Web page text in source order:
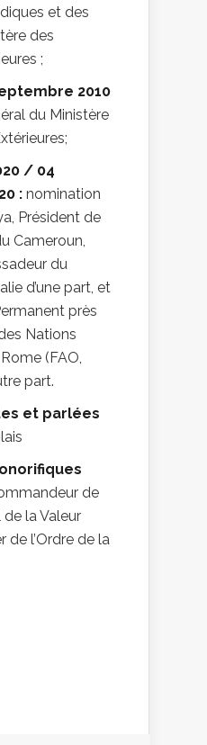
et des
des
;
2010
du Ministère
/ 04
: nomination
Président de
Cameroun,
du
d’une part, et
près
Nations
(FAO,
part.
et parlées
de
de la Valeur
de l’Ordre de la